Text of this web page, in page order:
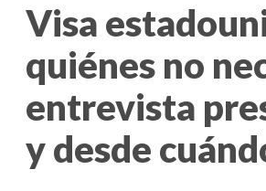
Visa
quiénes no
entrevista
y desde